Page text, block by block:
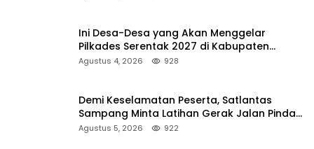
Ini Desa-Desa yang Akan Menggelar
Pilkades Serentak 2027 di Kabupaten
Sumenep
Agustus 4, 2026 928
Demi Keselamatan Peserta, Satlantas
Sampang Minta Latihan Gerak Jalan Pindah
ke Lokasi Aman
Agustus 5, 2026 922